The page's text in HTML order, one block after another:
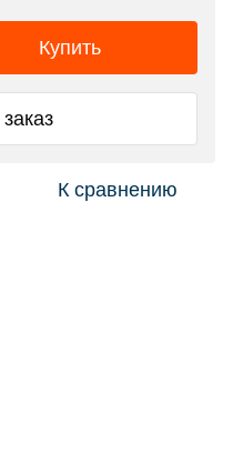
Купить
К сравнению